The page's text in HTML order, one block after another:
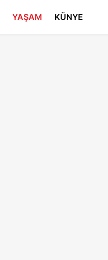
YAŞAM KÜNYE